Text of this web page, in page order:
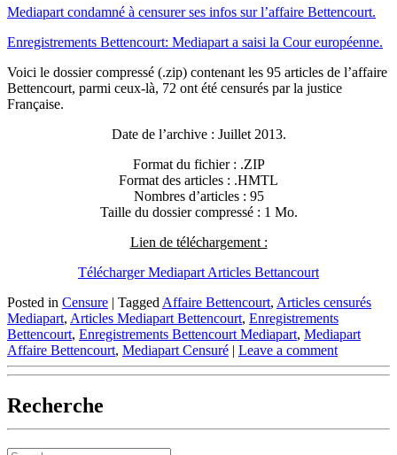
Mediapart condamné à censurer ses infos sur l’affaire Bettencourt.
Enregistrements Bettencourt: Mediapart a saisi la Cour européenne.
Voici le dossier compressé (.zip) contenant les 95 articles de l’affaire
Bettencourt, parmi ceux-là, 72 ont été censurés par la justice
Française.
Date de l’archive : Juillet 2013.
Format du fichier : .ZIP
Format des articles : .HMTL
Nombres d’articles : 95
Taille du dossier compressé : 1 Mo.
Lien de téléchargement :
Télécharger Mediapart Articles Bettancourt
Posted in Censure | Tagged Affaire Bettencourt, Articles censurés
Mediapart, Articles Mediapart Bettencourt, Enregistrements
Bettencourt, Enregistrements Bettencourt Mediapart, Mediapart
Affaire Bettencourt, Mediapart Censuré | Leave a comment
Recherche